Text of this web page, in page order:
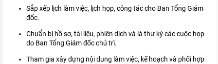
Kỹ năng nghề nghiệp
HƯỚNG NGHIỆP VIỆC LÀM
Sắp xếp lịch làm việc, lịch họp, công tác cho Ban Tổng Giám
đốc.
Chuẩn bị hồ sơ, tài liệu, phiên dịch và là thư ký các cuộc họp
do Ban Tổng Giám đốc chủ trì.
Tham gia xây dựng nội dung làm việc, kế hoạch và phối hợp